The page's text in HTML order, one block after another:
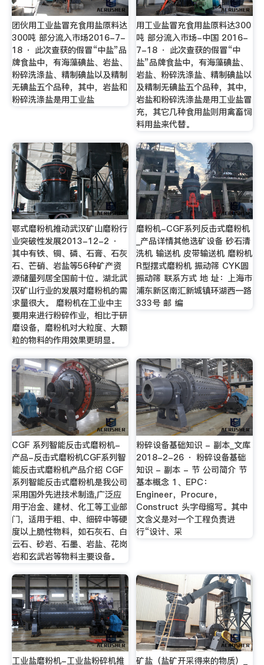
团伙用工业盐冒充食用盐原料达
300吨 部分流入市场2016-7-
18 · 此次查获的假冒“中盐”品
牌食盐中，有海藻碘盐、岩盐、
粉碎洗涤盐、精制碘盐以及精制
无碘盐五个品种，其中，岩盐和
粉碎洗涤盐是用工业盐
用工业盐冒充食用盐原料达300
吨 部分流入市场-中国 2016-
7-18 · 此次查获的假冒“中
盐”品牌食盐中，有海藻碘盐、
岩盐、粉碎洗涤盐、精制碘盐以
及精制无碘盐五个品种，其中，
岩盐和粉碎洗涤盐是用工业盐冒
充，其它几种食用盐则用禽畜饲
料用盐来代替。
鄂式磨粉机推动武汉矿山磨粉行
业突破性发展2013-12-2 ·
其中有铁、铜、磷、石膏、石灰
石、芒硝、岩盐等56种矿产资
源储量列居全国前十位。湖北武
汉矿山行业的发展对磨粉机的需
求量很大。 磨粉机在工业中主
要用来进行粉碎作业，相比于研
磨设备，磨粉机对大粒度、大颗
粒的物料的作用效果更明显。
磨粉机-CGF系列反击式磨粉机
_产品详情其他选矿设备 砂石清
洗机 输送机 皮带输送机 磨粉机
R型摆式磨粉机 振动筛 CYK圆
振动筛 联系方式 地 址：上海市
浦东新区南汇新城镇环湖西一路
333号 邮 编
CGF 系列智能反击式磨粉机-
产品-反击式磨粉机CGF系列智
能反击式磨粉机产品介绍 CGF
系列智能反击式磨粉机是我公司
采用国外先进技术制造,广泛应
用于冶金、建材、化工等工业部
门，适用于粗、中、细碎中等硬
度以上脆性物料，如石灰石、白
云石、砂岩、石墨、岩盐、花岗
岩和玄武岩等物料主要设备。
粉碎设备基础知识 - 副本_文库
2018-2-26 · 粉碎设备基础
知识 - 副本 - 节 公司简介 节
基本概念 1、EPC：
Engineer，Procure，
Construct 头字母缩写。其中
文含义是对一个工程负责进
行“设计、采
工业盐磨粉机-工业盐粉碎机推 矿盐（盐矿开采得来的物质）_